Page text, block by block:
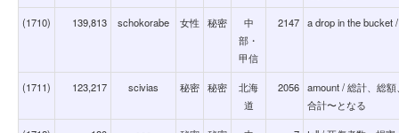
(1710) 139,813 schokorabe 女性 秘密
中
部・
甲信
2147 a drop in the bucket
(1711) 123,217 scivias 秘密 秘密
北海
道
2056 amount / 総計、総
合計〜となる